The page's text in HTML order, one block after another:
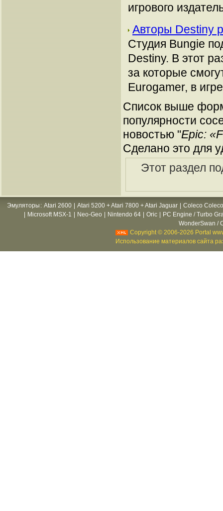
игрового
Авторы Destiny
Студия Bungie
Destiny. В этот
за которые
Eurogamer, в
Список выше
популярности
новостью "Epic:
Сделано это для
Этот раздел
Эмуляторы : Atari 2600 Atari 5200 + Atari 7800 + Atari Jaguar
Coleco
Microsoft MSX-1 Neo-Geo Nintendo 64 Oric
PC Engine / Turbo
WonderSwan /
Copyright © 2006-2026 Portal
Использование материалов сайта